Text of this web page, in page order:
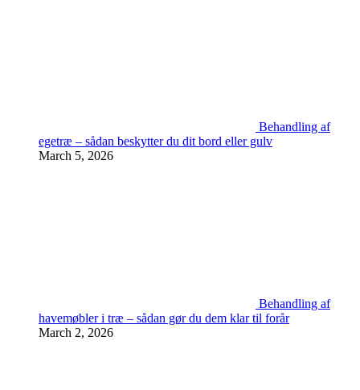
Behandling af
egetræ – sådan beskytter du dit bord eller gulv
March 5, 2026
Behandling af
havemøbler i træ – sådan gør du dem klar til forår
March 2, 2026